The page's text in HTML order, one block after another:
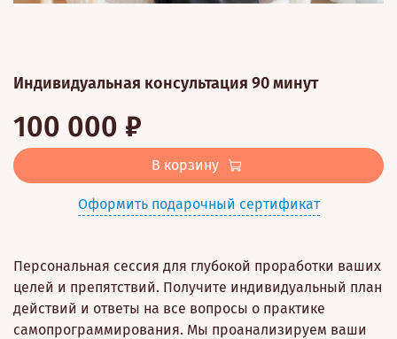
Индивидуальная консультация 90 минут
100 000 ₽
В корзину
Оформить подарочный сертификат
Персональная сессия для глубокой проработки ваших
целей и препятствий. Получите индивидуальный план
действий и ответы на все вопросы о практике
самопрограммирования. Мы проанализируем ваши